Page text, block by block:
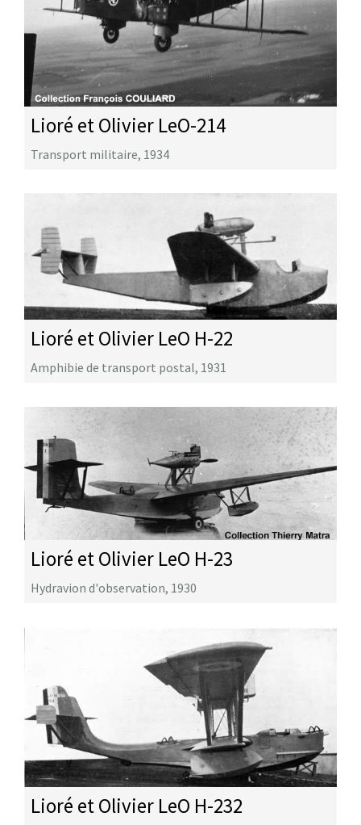
Lioré et Olivier LeO-214
Transport militaire, 1934
Lioré et Olivier LeO H-22
Amphibie de transport postal, 1931
Lioré et Olivier LeO H-23
Hydravion d'observation, 1930
Lioré et Olivier LeO H-232